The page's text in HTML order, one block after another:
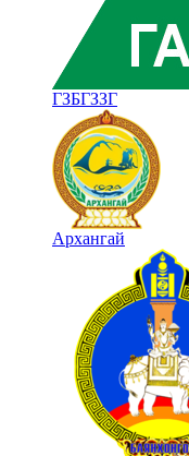
ГЗБГЗЗГ
Архангай